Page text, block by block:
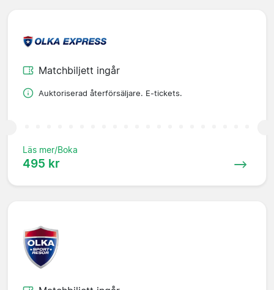
Matchbiljett ingår
Auktoriserad återförsäljare. E-tickets.
Läs mer/Boka
495 kr